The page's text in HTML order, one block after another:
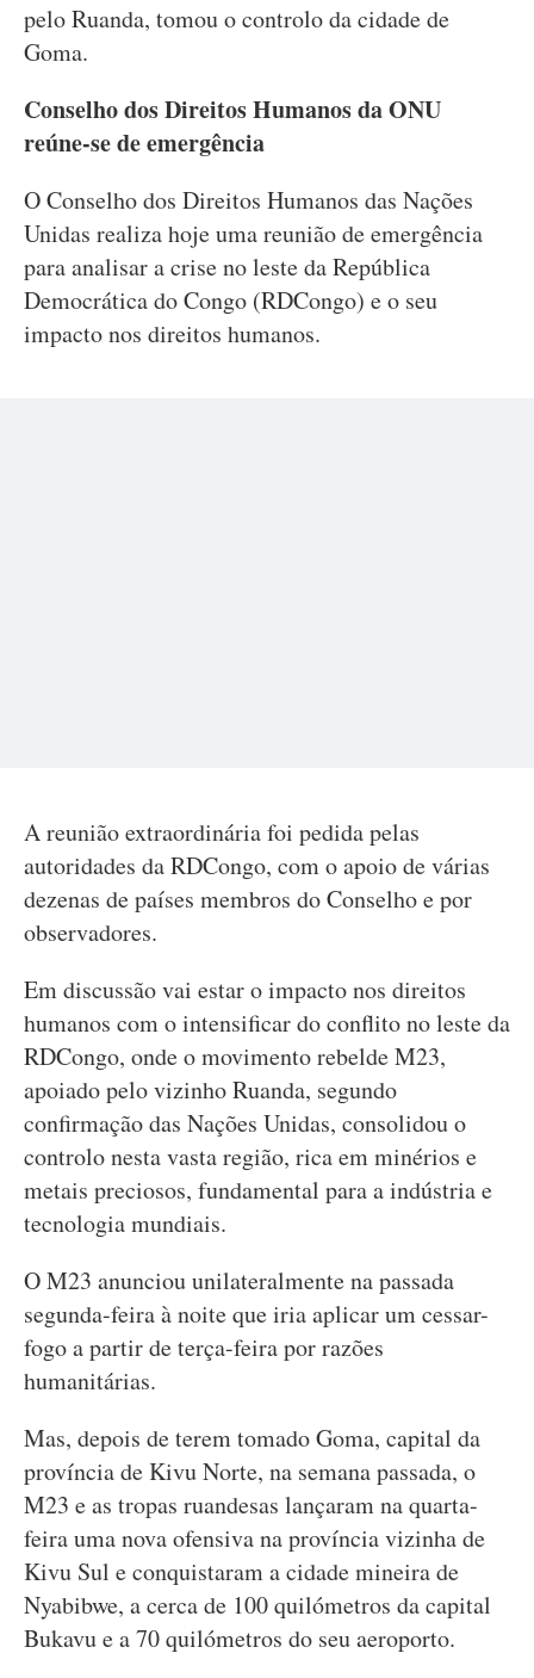
pelo Ruanda, tomou o controlo da cidade de
Goma.
Conselho dos Direitos Humanos da ONU
reúne-se de emergência
O Conselho dos Direitos Humanos das Nações
Unidas realiza hoje uma reunião de emergência
para analisar a crise no leste da República
Democrática do Congo (RDCongo) e o seu
impacto nos direitos humanos.
A reunião extraordinária foi pedida pelas
autoridades da RDCongo, com o apoio de várias
dezenas de países membros do Conselho e por
observadores.
Em discussão vai estar o impacto nos direitos
humanos com o intensificar do conflito no leste da
RDCongo, onde o movimento rebelde M23,
apoiado pelo vizinho Ruanda, segundo
confirmação das Nações Unidas, consolidou o
controlo nesta vasta região, rica em minérios e
metais preciosos, fundamental para a indústria e
tecnologia mundiais.
O M23 anunciou unilateralmente na passada
segunda-feira à noite que iria aplicar um cessar-
fogo a partir de terça-feira por razões
humanitárias.
Mas, depois de terem tomado Goma, capital da
província de Kivu Norte, na semana passada, o
M23 e as tropas ruandesas lançaram na quarta-
feira uma nova ofensiva na província vizinha de
Kivu Sul e conquistaram a cidade mineira de
Nyabibwe, a cerca de 100 quilómetros da capital
Bukavu e a 70 quilómetros do seu aeroporto.